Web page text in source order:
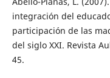
integración del
participación de las
del siglo XXI. Revista
45.